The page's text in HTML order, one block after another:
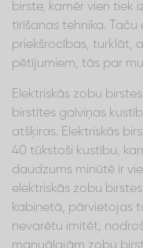
birste, kamēr vien
tīrīšanas tehnika. Taču
priekšrocības, turklāt,
pētījumiem, tās par
Elektriskās zobu
birstītes galviņas
atšķiras. Elektriskās
40 tūkstoši kustību,
daudzums minūtē ir
elektriskās zobu
kabinetā, pārvietojas
nevarētu imitēt,
manuālajām zobu